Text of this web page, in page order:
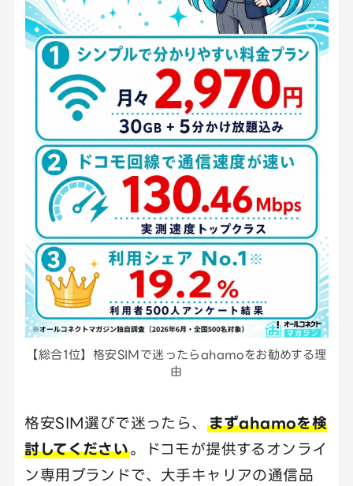
【総合1位】格安SIMで迷ったらahamoをお勧めする理
由
格安SIM選びで迷ったら、 まずahamoを検
討してください。ドコモが提供するオンライ
ン専用ブランドで、大手キャリアの通信品